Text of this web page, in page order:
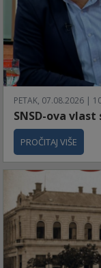
PETAK, 07.08.2026 |
SNSD-ova
PROČITAJ VIŠE